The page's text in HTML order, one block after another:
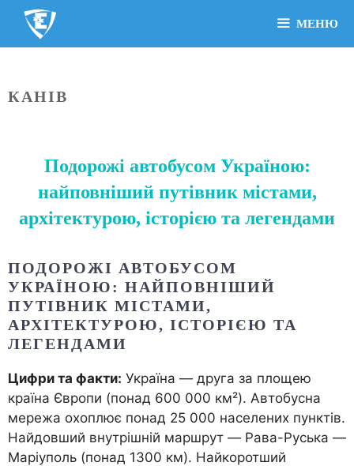
МЕНЮ
КАНІВ
Подорожі автобусом Україною:
найповніший путівник містами,
архітектурою, історією та легендами
ПОДОРОЖІ АВТОБУСОМ
УКРАЇНОЮ: НАЙПОВНІШИЙ
ПУТІВНИК МІСТАМИ,
АРХІТЕКТУРОЮ, ІСТОРІЄЮ ТА
ЛЕГЕНДАМИ
Цифри та факти: Україна — друга за площею
країна Європи (понад 600 000 км²). Автобусна
мережа охоплює понад 25 000 населених пунктів.
Найдовший внутрішній маршрут — Рава-Руська —
Маріуполь (понад 1300 км). Найкоротший